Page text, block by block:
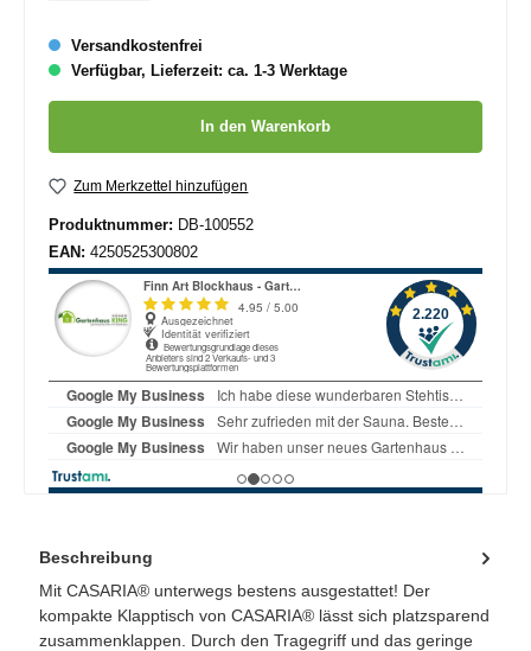
Versandkostenfrei
Verfügbar, Lieferzeit: ca. 1-3 Werktage
In den Warenkorb
Zum Merkzettel hinzufügen
Produktnummer: DB-100552
EAN: 4250525300802
Beschreibung
Mit CASARIA® unterwegs bestens ausgestattet! Der
kompakte Klapptisch von CASARIA® lässt sich platzsparend
zusammenklappen. Durch den Tragegriff und das geringe